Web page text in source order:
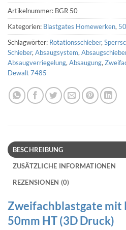
Artikelnummer: BGR 50
Kategorien: Blastgates Homewerken,
Schlagwörter: Rotationsschieber,
Schieber, Absaugsystem,
Absaugverriegelung, Absaugung,
Dewalt 7485
BESCHREIBUNG
ZUSÄTZLICHE INFORMATIONEN
REZENSIONEN (0)
Zweifachblastgate mit
50mm HT (3D Druck)